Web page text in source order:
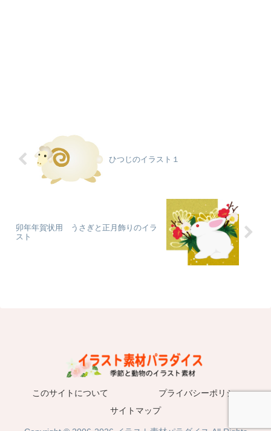
ひつじのイラスト１
卯年年賀状用 うさぎと正月飾りのイラ
スト
このサイトについて
プライバシーポリシー
サイトマップ